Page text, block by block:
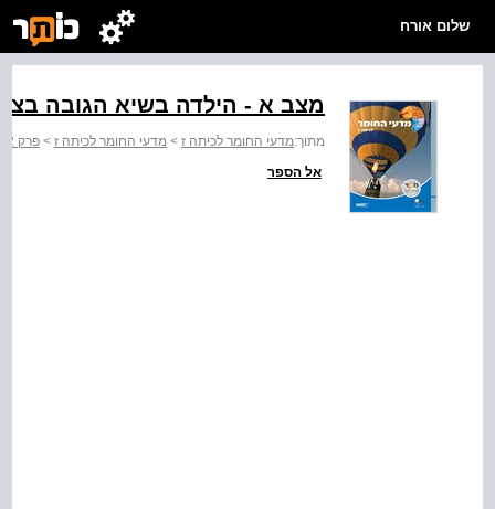
שלום אורח
מצב א - הילדה בשיא הגובה בצד
מתוך:מדעי החומר לכיתה ז > מדעי החומר לכיתה ז > פרק 2: אנרגיה סביבנו
אל הספר